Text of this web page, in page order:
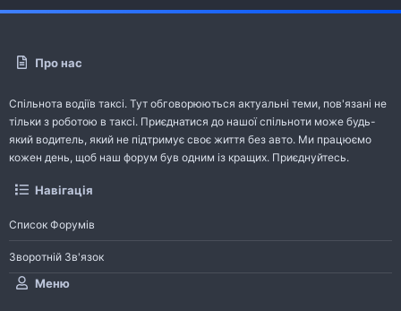
Про нас
Спільнота водіїв таксі. Тут обговорюються актуальні теми, пов'язані не
тільки з роботою в таксі. Приєднатися до нашої спільноти може будь-
який водитель, який не підтримує своє життя без авто. Ми працюємо
кожен день, щоб наш форум був одним із кращих. Приєднуйтесь.
Навігація
Список Форумів
Зворотній Зв'язок
Меню